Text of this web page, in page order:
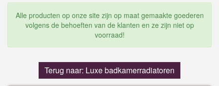
Alle producten op onze site zijn op maat gemaakte goederen
volgens de behoeften van de klanten en ze zijn niet op
voorraad!
Terug naar: Luxe badkamerradiatoren